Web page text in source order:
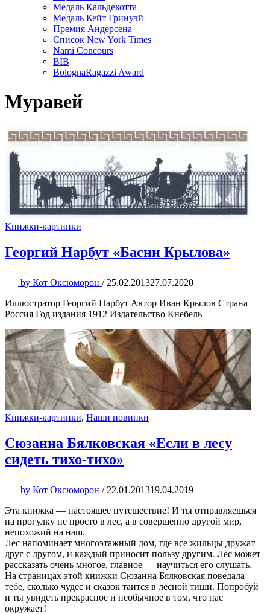
Медаль Кальдекотта
Медаль Кейт Гринуэй
Премия Андерсена
Список New York Times
Nami Concours
BIB
BolognaRagazzi Award
Муравей
Книжки-картинки
Георгий Нарбут «Басни Крылова»
by Кот Оксюморон / 25.02.201327.07.2020
Иллюстратор Георгий Нарбут Автор Иван Крылов Страна
Россия Год издания 1912 Издательство Кнебель
Книжки-картинки, Наши новинки
Сюзанна Бялковская «Если в лесу
сидеть тихо-тихо»
by Кот Оксюморон / 22.01.201319.04.2019
Эта книжка — настоящее путешествие! И ты отправляешься
на прогулку не просто в лес, а в совершенно другой мир,
непохожий на наш.
Лес напоминает многоэтажный дом, где все жильцы дружат
друг с другом, и каждый приносит пользу другим. Лес может
рассказать очень многое, главное — научиться его слушать.
На страницах этой книжки Сюзанна Бялковская поведала
тебе, сколько чудес и сказок таится в лесной тиши. Попробуй
и ты увидеть прекрасное и необычное в том, что нас
окружает!